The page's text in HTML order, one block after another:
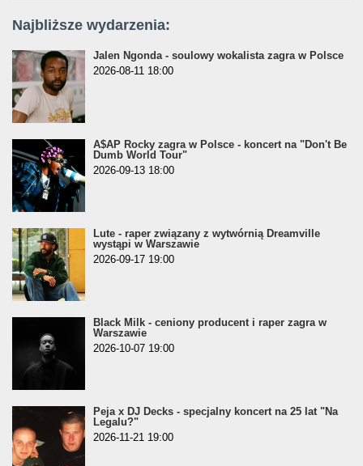
Najbliższe wydarzenia:
Jalen Ngonda - soulowy wokalista zagra w Polsce
2026-08-11 18:00
A$AP Rocky zagra w Polsce - koncert na "Don't Be
Dumb World Tour"
2026-09-13 18:00
Lute - raper związany z wytwórnią Dreamville
wystąpi w Warszawie
2026-09-17 19:00
Black Milk - ceniony producent i raper zagra w
Warszawie
2026-10-07 19:00
Peja x DJ Decks - specjalny koncert na 25 lat "Na
Legalu?"
2026-11-21 19:00